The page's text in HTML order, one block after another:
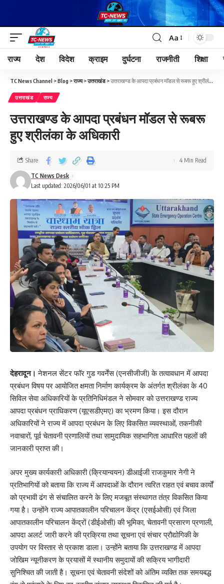
Aa
राज्य देश विदेश क्राइम दुर्घटना राजनीती शिक्षा
TC News Channel >Blog >राज्य>उत्तराखंड>उत्तराखण्ड के आपदा प्रबंधन मॉडल से रूबरू हुए श्रीलंका के अधिकारी
उत्तराखंड राज्य
उत्तराखण्ड के आपदा प्रबंधन मॉडल से रूबरू
हुए श्रीलंका के अधिकारी
Last updated: 2026/06/01 at 10:25 PM
TC News Desk
Share 4 Min Read
देहरादून। नेशनल सेंटर फॉर गुड गवर्नेंस (एनसीजीजी) के तत्वावधान में आपदा
प्रबंधन विषय पर आयोजित क्षमता निर्माण कार्यक्रम के अंतर्गत श्रीलंका के 40
सिविल सेवा अधिकारियों के प्रतिनिधिमंडल ने सोमवार को उत्तराखण्ड राज्य
आपदा प्रबंधन प्राधिकरण (यूएसडीएमए) का भ्रमण किया। इस दौरान
अधिकारियों ने राज्य में आपदा प्रबंधन के लिए विकसित व्यवस्थाओं, तकनीकी
नवाचारों, पूर्व चेतावनी प्रणालियों तथा सामुदायिक सहभागिता आधारित पहलों की
जानकारी प्राप्त की।
अपर मुख्य कार्यकारी अधिकारी (क्रियान्वयन) डीआईजी राजकुमार नेगी ने
प्रतिभागियों को बताया कि राज्य में आपदाओं के दौरान त्वरित राहत एवं बचाव कार्यों
को प्रभावी ढंग से संचालित करने के लिए मजबूत संस्थागत तंत्र विकसित किया
गया है। उन्होंने राज्य आपातकालीन परिचालन केंद्र (एसईओसी) एवं जिला
आपातकालीन परिचालन केंद्रों (डीईओसी) की भूमिका, चेतावनी प्रसारण प्रणाली,
आपदा अलर्ट जारी करने की प्रक्रिया तथा सूचना एवं संचार प्रौद्योगिकी के
उपयोग पर विस्तार से प्रकाश डाला। उन्होंने बताया कि उत्तराखण्ड में आपदा
जोखिम न्यूनीकरण के प्रयासों में स्थानीय समुदायों की सक्रिय भागीदारी
सुनिश्चित की जाती है। सूचना एवं चेतावनी संदेशों को अंतिम व्यक्ति तक समयबद्ध